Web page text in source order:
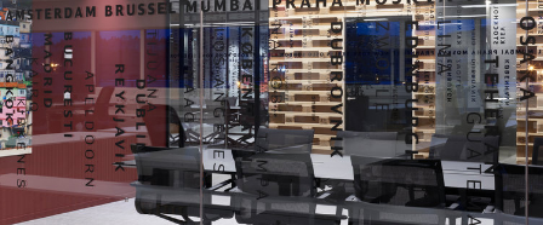
項目案例
最新消息